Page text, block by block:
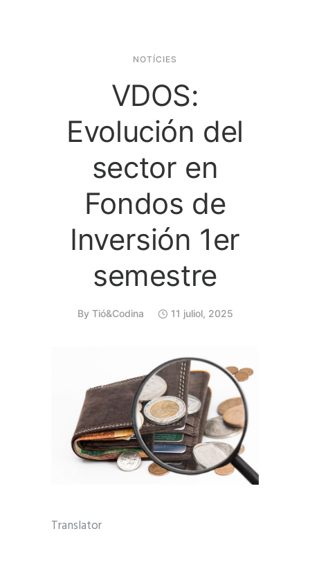
NOTÍCIES
VDOS:
Evolución del
sector en
Fondos de
Inversión 1er
semestre
By Tió&Codina 11 juliol, 2025
Translator